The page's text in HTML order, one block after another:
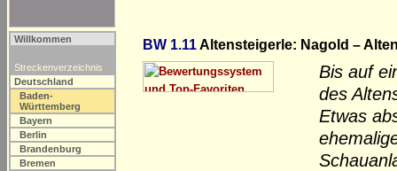
Willkommen
Streckenverzeichnis
Deutschland
Baden-
Württemberg
Bayern
Berlin
Brandenburg
Bremen
BW 1.11Altensteigerle: Nagold –
Bis auf
des
Etwas